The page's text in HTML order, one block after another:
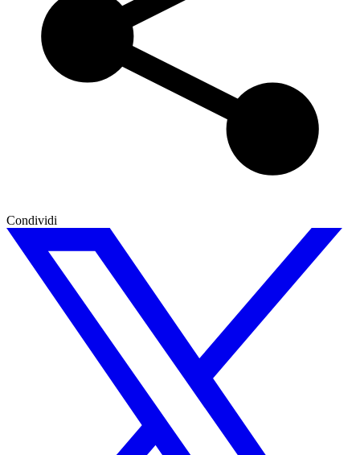
Condividi